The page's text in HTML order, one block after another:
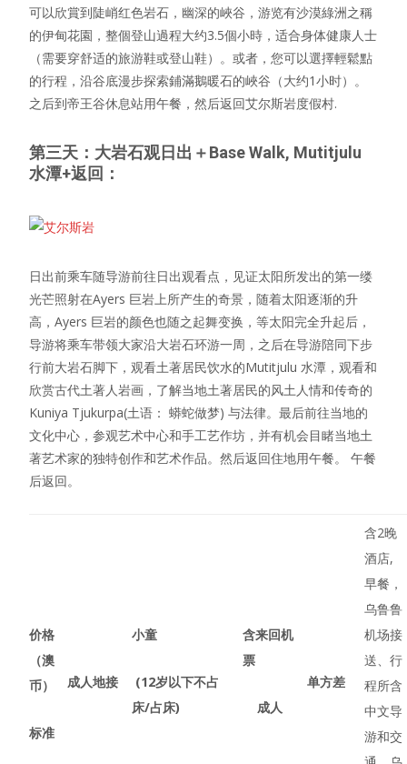
可以欣賞到陡峭红色岩石，幽深的峽谷，游览有沙漠綠洲之稱
的伊甸花園，整個登山過程大约3.5個小時，适合身体健康人士
（需要穿舒适的旅游鞋或登山鞋）。或者，您可以選擇輕鬆點
的行程，沿谷底漫步探索鋪滿鵝暖石的峽谷（大约1小时）。
之后到帝王谷休息站用午餐，然后返回艾尔斯岩度假村.
第三天：大岩石观日出＋Base Walk, Mutitjulu
水潭+返回：
日出前乘车随导游前往日出观看点，见证太阳所发出的第一缕
光芒照射在Ayers 巨岩上所产生的奇景，随着太阳逐渐的升
高，Ayers 巨岩的颜色也随之起舞变换，等太阳完全升起后，
导游将乘车带领大家沿大岩石环游一周，之后在导游陪同下步
行前大岩石脚下，观看土著居民饮水的Mutitjulu 水潭，观看和
欣赏古代土著人岩画，了解当地土著居民的风土人情和传奇的
Kuniya Tjukurpa(土语： 蟒蛇做梦) 与法律。最后前往当地的
文化中心，参观艺术中心和手工艺作坊，并有机会目睹当地土
著艺术家的独特创作和艺术作品。然后返回住地用午餐。 午餐
后返回。
价格
（澳
币）
标准
成人地接
小童
(12岁以下不占
床/占床)
含来回机
票
成人
单方差
含2晚
酒店,
早餐，
乌鲁鲁
机场接
送、行
程所含
中文导
游和交